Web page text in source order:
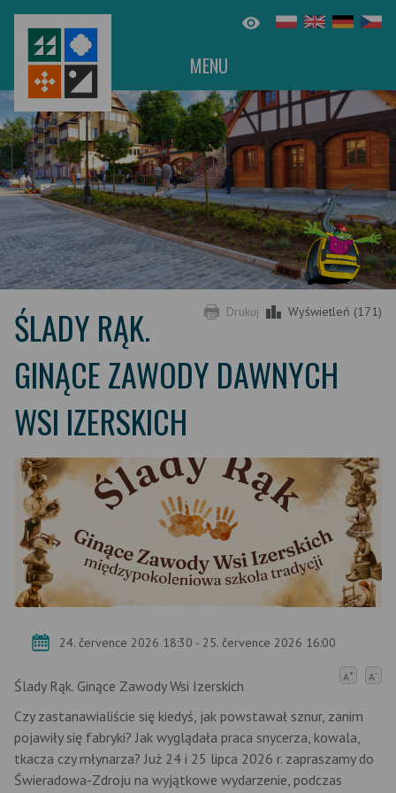
MENU
Drukuj Wyświetleń (171)
ŚLADY RĄK.
GINĄCE ZAWODY DAWNYCH
WSI IZERSKICH
24. července 2026 18:30 - 25. července 2026 16:00
A+ A-
Ślady Rąk. Ginące Zawody Wsi Izerskich
Czy zastanawialiście się kiedyś, jak powstawał sznur, zanim
pojawiły się fabryki? Jak wyglądała praca snycerza, kowala,
tkacza czy młynarza? Już 24 i 25 lipca 2026 r. zapraszamy do
Świeradowa-Zdroju na wyjątkowe wydarzenie, podczas